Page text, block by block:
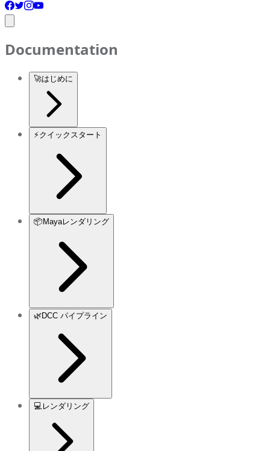
Documentation
🚀はじめに
⚡クイックスタート
📦 Mayaレンダリング
🌿DCC パイプライン
💻 レンダリング